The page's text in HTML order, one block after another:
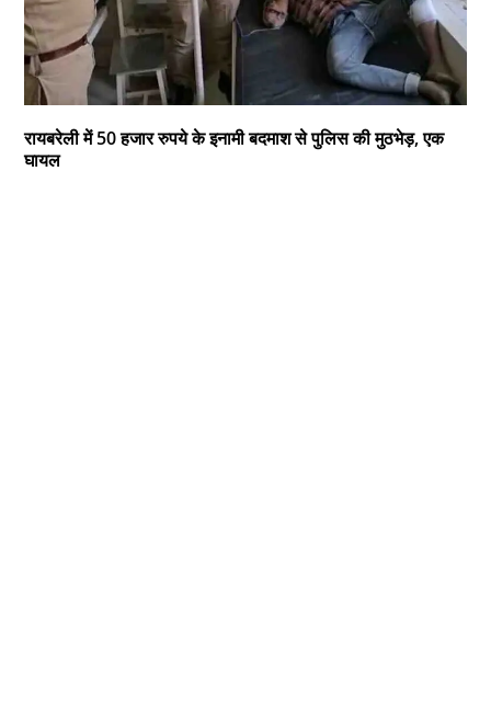
रायबरेली में 50 हजार रुपये के इनामी बदमाश से पुलिस की मुठभेड़, एक
घायल